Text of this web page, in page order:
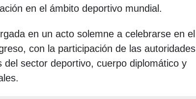
en el ámbito deportivo mundial.
en un acto solemne a celebrarse en el
con la participación de las autoridades
del sector deportivo, cuerpo diplomático y